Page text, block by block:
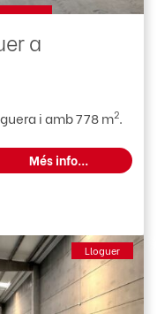
a
i amb 778 m2.
Més info...
Lloguer